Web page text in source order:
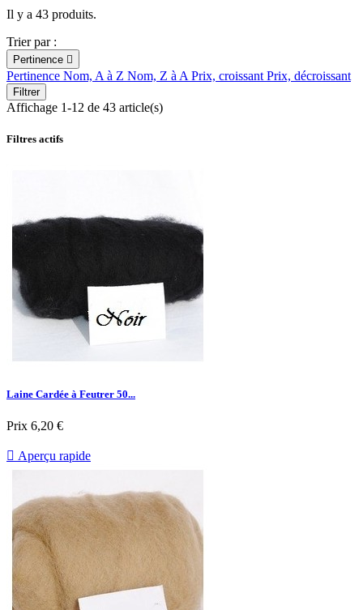
Il y a 43 produits.
Trier par :
Pertinence 
Pertinence Nom, A à Z Nom, Z à A Prix, croissant Prix, décroissant
Filtrer
Affichage 1-12 de 43 article(s)
Filtres actifs
Laine Cardée à Feutrer 50...
Prix 6,20 €
 Aperçu rapide